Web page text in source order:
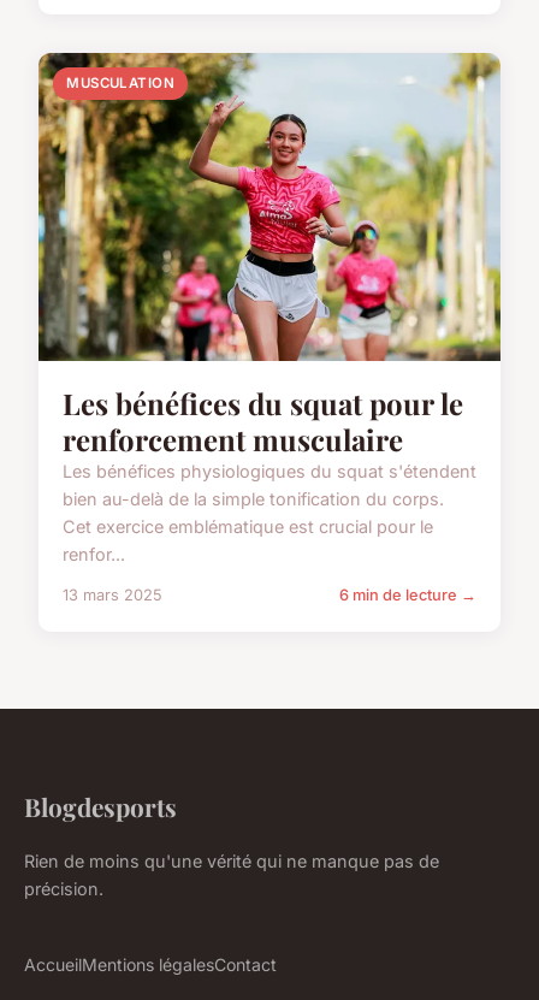
MUSCULATION
Les bénéfices du squat pour le
renforcement musculaire
Les bénéfices physiologiques du squat s'étendent
bien au-delà de la simple tonification du corps.
Cet exercice emblématique est crucial pour le
renfor...
13 mars 2025 6 min de lecture →
Blogdesports
Rien de moins qu'une vérité qui ne manque pas de
précision.
AccueilMentions légalesContact